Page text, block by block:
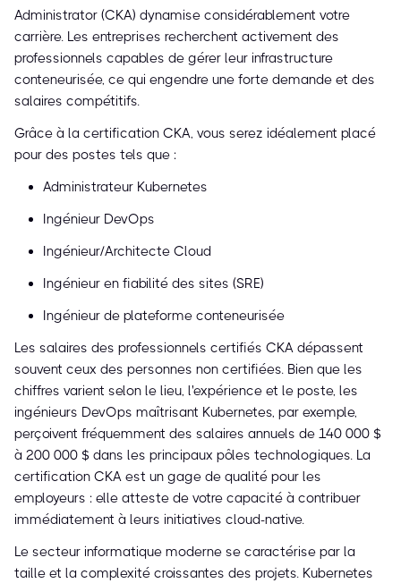
Administrator (CKA) dynamise considérablement votre
carrière. Les entreprises recherchent activement des
professionnels capables de gérer leur infrastructure
conteneurisée, ce qui engendre une forte demande et des
salaires compétitifs.
Grâce à la certification CKA, vous serez idéalement placé
pour des postes tels que :
Administrateur Kubernetes
Ingénieur DevOps
Ingénieur/Architecte Cloud
Ingénieur en fiabilité des sites (SRE)
Ingénieur de plateforme conteneurisée
Les salaires des professionnels certifiés CKA dépassent
souvent ceux des personnes non certifiées. Bien que les
chiffres varient selon le lieu, l'expérience et le poste, les
ingénieurs DevOps maîtrisant Kubernetes, par exemple,
perçoivent fréquemment des salaires annuels de 140 000 $
à 200 000 $ dans les principaux pôles technologiques. La
certification CKA est un gage de qualité pour les
employeurs : elle atteste de votre capacité à contribuer
immédiatement à leurs initiatives cloud-native.
Le secteur informatique moderne se caractérise par la
taille et la complexité croissantes des projets. Kubernetes